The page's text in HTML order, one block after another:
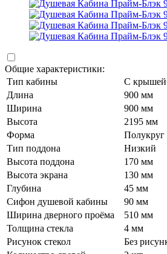
Общие характеристики:
Тип кабины
С крышей
Длина
900 мм
Ширина
900 мм
Высота
2195 мм
Форма
Полукруг
Тип поддона
Низкий
Высота поддона
170 мм
Высота экрана
130 мм
Глубина
45 мм
Сифон душевой кабины
90 мм
Ширина дверного проёма
510 мм
Толщина стекла
4 мм
Рисунок стекол
Без